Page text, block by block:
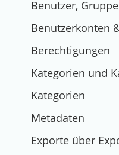
Benutzer,
Benutzerkonten
Berechtigungen
Kategorien und
Kategorien
Metadaten
Exporte über